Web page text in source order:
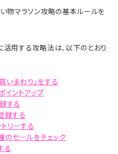
物マラソン攻略の基本ルールを
活用する攻略法は、以下のとおり
いまわり」をする
イントアップ
する
録する
リーする
のセールをチェック
る